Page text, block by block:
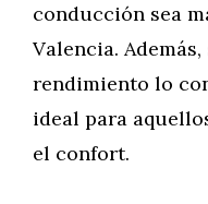
conducción sea
Valencia.
rendimiento lo
ideal para
el confort.